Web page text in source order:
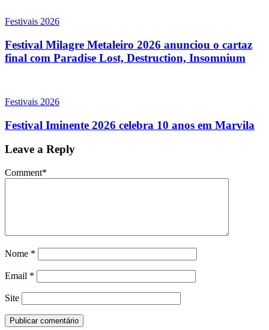
Festivais 2026
Festival Milagre Metaleiro 2026 anunciou o cartaz
final com Paradise Lost, Destruction, Insomnium
Festivais 2026
Festival Iminente 2026 celebra 10 anos em Marvila
Leave a Reply
Comment*
Nome *
Email *
Site